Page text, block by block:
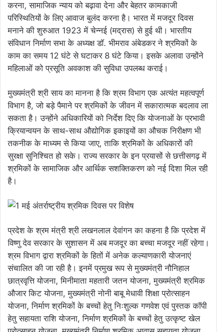
करना, सामाजिक न्याय को बढ़ावा देना और बेहतर कामकाजी
परिस्थितियों के लिए आवाज बुलंद करना है। भारत में मजदूर दिवस
मनाने की शुरुआत 1923 में चेन्नई (मद्रास) से हुई थी। भारतीय
संविधान निर्माण सभा के अध्यक्ष डॉ. भीमराव अंबेडकर ने श्रमिकों के
काम का समय 12 घंटे से घटाकर 8 घंटे किया। इसके अलावा उन्होंने
महिलाओं को प्रसूति अवकाश की सुविधा उपलब्ध कराई।
मुख्यमंत्री श्री साय का मानना है कि श्रम विभाग एक अत्यंत महत्वपूर्ण
विभाग है, जो बड़े पैमाने पर श्रमिकों के जीवन में सकारात्मक बदलाव ला
सकता है। उन्होंने अधिकारियों को निर्देश दिए कि योजनाओं के प्रभावी
क्रियान्वयन के साथ-साथ औद्योगिक इकाइयों का औचक निरीक्षण भी
तकनीक के माध्यम से किया जाए, ताकि श्रमिकों के अधिकारों की
सुरक्षा सुनिश्चित हो सके। राज्य सरकार के इन प्रयासों से छत्तीसगढ़ में
श्रमिकों के सामाजिक और आर्थिक सशक्तिकरण को नई दिशा मिल रही
है।
प्रदेश के श्रम मंत्री श्री लखनलाल देवांगन का कहना है कि प्रदेश में
विष्णु देव सरकार के सुशासन में अब मजदूर का बच्चा मजदूर नहीं रहेगा।
श्रम विभाग द्वारा श्रमिकों के हितों में अनेक कल्याणकारी योजनाएं
संचालित की जा रही है। इनमें प्रमुख रूप से मुख्यमंत्री नौनिहाल
छात्रवृत्ति योजना, मिनीमाता महतारी जतन योजना, मुख्यमंत्री श्रमिक
औजार किट योजना, मुख्यमंत्री नोनी बाबू मेधावी शिक्षा प्रोत्साहन
योजना, निर्माण श्रमिकों के बच्चों हेतु निःशुल्क गणवेश एवं पुस्तक कॉपी
हेतु सहायता राशि योजना, निर्माण श्रमिकों के बच्चों हेतु उत्कृष्ट खेल